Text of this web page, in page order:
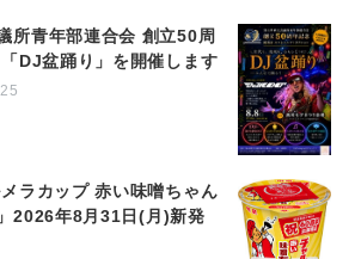
所青年部連合会 創立50周
DJ盆踊り」を開催します
メラカップ 赤い味噌ちゃん
2026年8月31日(月)新発